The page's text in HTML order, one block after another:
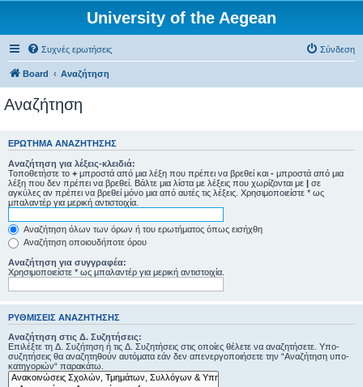
University of the Aegean
Συχνές ερωτήσεις Σύνδεση
Board Αναζήτηση
Αναζήτηση
ΕΡΏΤΗΜΑ ΑΝΑΖΉΤΗΣΗΣ
Αναζήτηση για λέξεις-κλειδιά:
Τοποθετήστε το + μπροστά από μια λέξη που πρέπει να βρεθεί και - μπροστά από μια
λέξη που δεν πρέπει να βρεθεί. Βάλτε μια λίστα με λέξεις που χωρίζονται με | σε
αγκύλες αν πρέπει να βρεθεί μόνο μια από αυτές τις λέξεις. Χρησιμοποιείστε * ως
μπαλαντέρ για μερική αντιστοιχία.
Αναζήτηση όλων των όρων ή του ερωτήματος όπως εισήχθη
Αναζήτηση οποιουδήποτε όρου
Αναζήτηση για συγγραφέα:
Χρησιμοποιείστε * ως μπαλαντέρ για μερική αντιστοιχία.
ΡΥΘΜΊΣΕΙΣ ΑΝΑΖΉΤΗΣΗΣ
Αναζήτηση στις Δ. Συζητήσεις:
Επιλέξτε τη Δ. Συζήτηση ή τις Δ. Συζητήσεις στις οποίες θέλετε να αναζητήσετε. Υπο-
συζητήσεις θα αναζητηθούν αυτόματα εάν δεν απενεργοποιήσετε την “Αναζήτηση υπο-
κατηγοριών“ παρακάτω.